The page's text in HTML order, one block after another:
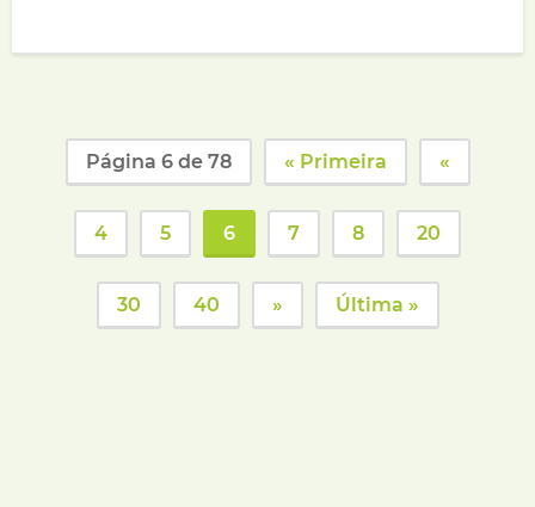
Página 6 de 78 « Primeira «
4 5 6 7 8 20
30 40 » Última »